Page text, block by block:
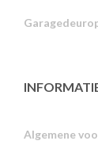
Algemene